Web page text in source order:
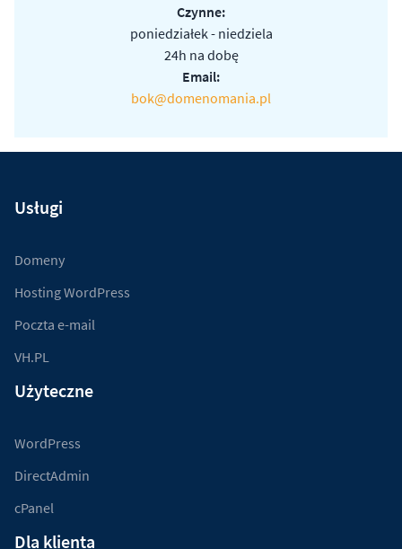
Czynne:
poniedziałek - niedziela
24h na dobę
Email:
bok@domenomania.pl
Usługi
Domeny
Hosting WordPress
Poczta e-mail
VH.PL
Użyteczne
WordPress
DirectAdmin
cPanel
Dla klienta